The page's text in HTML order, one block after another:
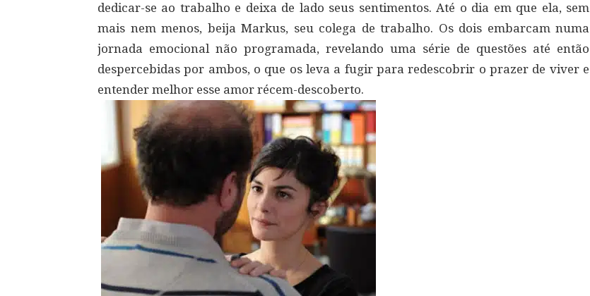
dedicar-se ao trabalho e deixa de lado seus sentimentos. Até o dia em que ela, sem
mais nem menos, beija Markus, seu colega de trabalho. Os dois embarcam numa
jornada emocional não programada, revelando uma série de questões até então
despercebidas por ambos, o que os leva a fugir para redescobrir o prazer de viver e
entender melhor esse amor récem-descoberto.